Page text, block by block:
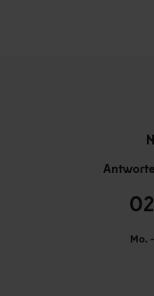
Mo.